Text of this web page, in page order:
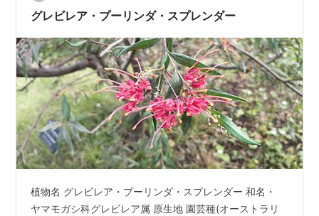
グレビレア・プーリンダ・スプレンダー
植物名 グレビレア・プーリンダ・スプレンダー 和名・
ヤマモガシ科グレビレア属 原生地 園芸種(オーストラリ